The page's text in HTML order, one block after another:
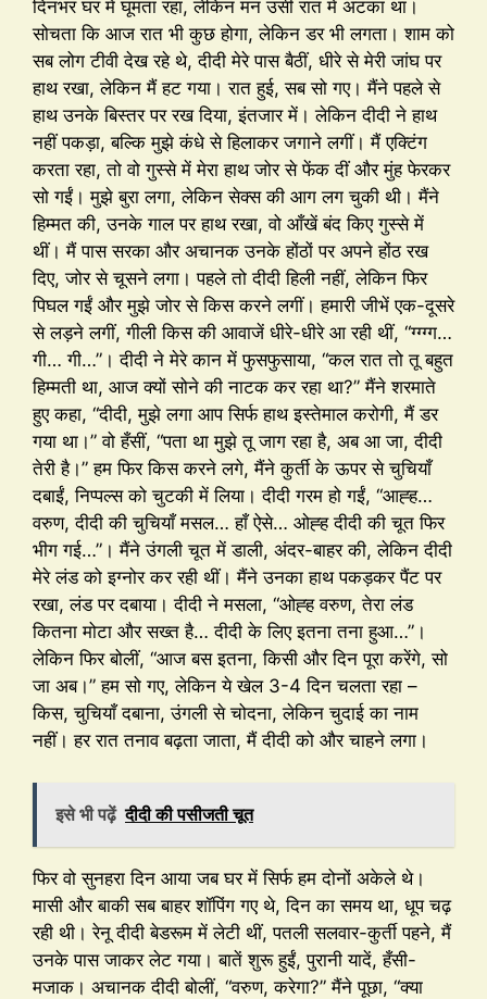
दिनभर घर में घूमता रहा, लेकिन मन उसी रात में अटका था।
सोचता कि आज रात भी कुछ होगा, लेकिन डर भी लगता। शाम को
सब लोग टीवी देख रहे थे, दीदी मेरे पास बैठीं, धीरे से मेरी जांघ पर
हाथ रखा, लेकिन मैं हट गया। रात हुई, सब सो गए। मैंने पहले से
हाथ उनके बिस्तर पर रख दिया, इंतजार में। लेकिन दीदी ने हाथ
नहीं पकड़ा, बल्कि मुझे कंधे से हिलाकर जगाने लगीं। मैं एक्टिंग
करता रहा, तो वो गुस्से में मेरा हाथ जोर से फेंक दीं और मुंह फेरकर
सो गईं। मुझे बुरा लगा, लेकिन सेक्स की आग लग चुकी थी। मैंने
हिम्मत की, उनके गाल पर हाथ रखा, वो आँखें बंद किए गुस्से में
थीं। मैं पास सरका और अचानक उनके होंठों पर अपने होंठ रख
दिए, जोर से चूसने लगा। पहले तो दीदी हिली नहीं, लेकिन फिर
पिघल गईं और मुझे जोर से किस करने लगीं। हमारी जीभें एक-दूसरे
से लड़ने लगीं, गीली किस की आवाजें धीरे-धीरे आ रही थीं, “ग्ग्ग्ग…
गी… गी…”। दीदी ने मेरे कान में फुसफुसाया, “कल रात तो तू बहुत
हिम्मती था, आज क्यों सोने की नाटक कर रहा था?” मैंने शरमाते
हुए कहा, “दीदी, मुझे लगा आप सिर्फ हाथ इस्तेमाल करोगी, मैं डर
गया था।” वो हँसीं, “पता था मुझे तू जाग रहा है, अब आ जा, दीदी
तेरी है।” हम फिर किस करने लगे, मैंने कुर्ती के ऊपर से चुचियाँ
दबाईं, निप्पल्स को चुटकी में लिया। दीदी गरम हो गईं, “आह्ह…
वरुण, दीदी की चुचियाँ मसल… हाँ ऐसे… ओह्ह दीदी की चूत फिर
भीग गई…”। मैंने उंगली चूत में डाली, अंदर-बाहर की, लेकिन दीदी
मेरे लंड को इग्नोर कर रही थीं। मैंने उनका हाथ पकड़कर पैंट पर
रखा, लंड पर दबाया। दीदी ने मसला, “ओह्ह वरुण, तेरा लंड
कितना मोटा और सख्त है… दीदी के लिए इतना तना हुआ…”।
लेकिन फिर बोलीं, “आज बस इतना, किसी और दिन पूरा करेंगे, सो
जा अब।” हम सो गए, लेकिन ये खेल 3-4 दिन चलता रहा –
किस, चुचियाँ दबाना, उंगली से चोदना, लेकिन चुदाई का नाम
नहीं। हर रात तनाव बढ़ता जाता, मैं दीदी को और चाहने लगा।
इसे भी पढ़ें दीदी की पसीजती चूत
फिर वो सुनहरा दिन आया जब घर में सिर्फ हम दोनों अकेले थे।
मासी और बाकी सब बाहर शॉपिंग गए थे, दिन का समय था, धूप चढ़
रही थी। रेनू दीदी बेडरूम में लेटी थीं, पतली सलवार-कुर्ती पहने, मैं
उनके पास जाकर लेट गया। बातें शुरू हुईं, पुरानी यादें, हँसी-
मजाक। अचानक दीदी बोलीं, “वरुण, करेगा?” मैंने पूछा, “क्या